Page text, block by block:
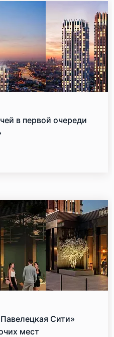
в первой очереди
Сити»
мест